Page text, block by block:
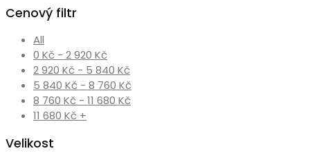
Cenový filtr
All
0 Kč - 2 920 Kč
2 920 Kč - 5 840 Kč
5 840 Kč - 8 760 Kč
8 760 Kč - 11 680 Kč
11 680 Kč +
Velikost